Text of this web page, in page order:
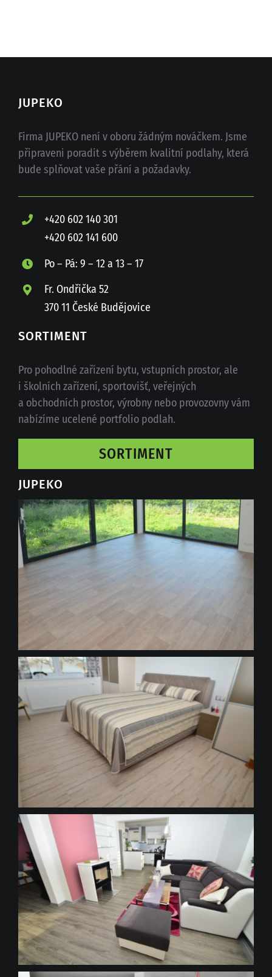
JUPEKO
Firma JUPEKO není v oboru žádným nováčkem. Jsme
připraveni poradit s výběrem kvalitní podlahy, která
bude splňovat vaše přání a požadavky.
+420 602 140 301
+420 602 141 600
Po – Pá: 9 – 12 a 13 – 17
Fr. Ondřička 52
370 11 České Budějovice
SORTIMENT
Pro pohodlné zařízení bytu, vstupních prostor, ale
i školních zařízení, sportovišť, veřejných
a obchodních prostor, výrobny nebo provozovny vám
nabízíme ucelené portfolio podlah.
SORTIMENT
JUPEKO